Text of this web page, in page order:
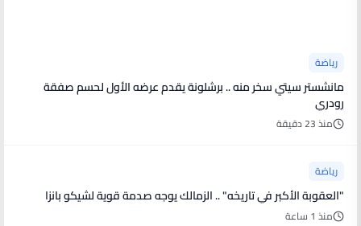
رياضة
مانشستر سيتي سخر منه .. برشلونة يقدم عرضه الأول لحسم صفقة
رودري
منذ 23 دقيقة
رياضة
"العقوبة الأكبر في تاريخه" .. الزمالك يوجه صدمة قوية لشيكو بانزا
منذ 1 ساعة